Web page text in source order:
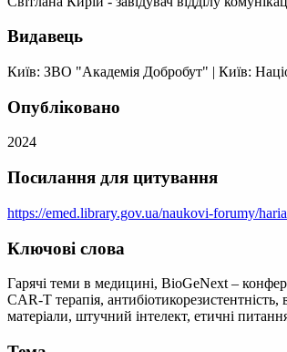
Видавець
Київ: ЗВО "Академія Добробут" | Київ:
Опубліковано
2024
Посилання для цитування
https://emed.library.gov.ua/naukovi-forumy/
Ключові слова
Гарячі теми в медицині, BioGeNext –
CAR-T терапія,
матеріали, штучний інтелект, етичні